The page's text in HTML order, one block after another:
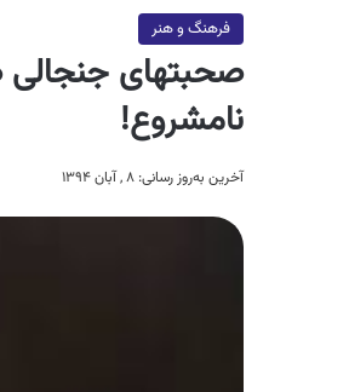
فرهنگ و هنر
نامشروع!
آخرین به‌روز رسانی: ۸ , آبان ۱۳۹۴